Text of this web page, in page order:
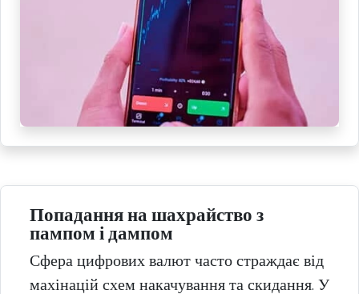
Попадання на шахрайство з
пампом і дампом
Сфера цифрових валют часто страждає від
махінацій схем накачування та скидання. У